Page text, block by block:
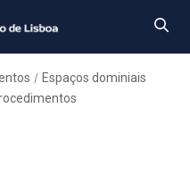
/ Espaços dominiais